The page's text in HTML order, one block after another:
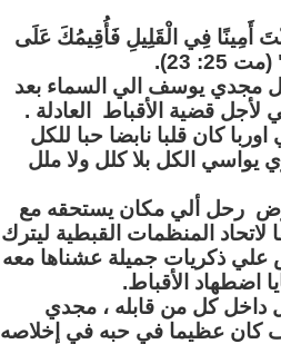
أَمِينًا فِي الْقَلِيلِ فَأُقِيمُكَ عَلَى
23).
مجدي يوسف الي السماء بعد
قضية الأقباط العادلة .
كان قلبا نابضا حبا للكل
يواسي الكل بلا كلل ولا ملل
رحل ألي مكان يستحقه مع
المنظمات القبطية ليترك
علي ذكريات جميلة عشناها معه
اضطهاد الأقباط.
داخل كل من قابله ، مجدي
عظيما في حبه في إخلاصه